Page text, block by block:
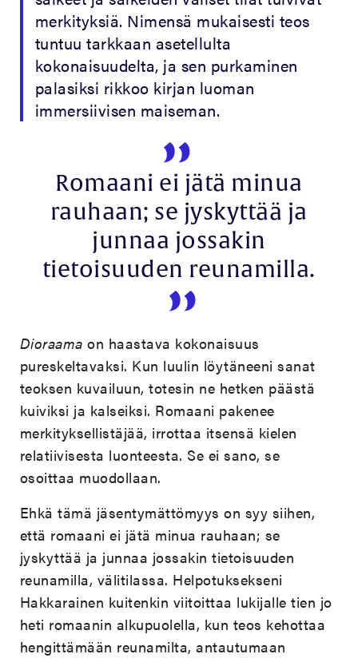
merkityksiä. Nimensä mukaisesti teos
tuntuu tarkkaan asetellulta
kokonaisuudelta, ja sen purkaminen
palasiksi rikkoo kirjan luoman
immersiivisen maiseman.
Romaani ei jätä minua
rauhaan; se jyskyttää ja
junnaa jossakin
tietoisuuden reunamilla.
Dioraama on haastava kokonaisuus
pureskeltavaksi. Kun luulin löytäneeni sanat
teoksen kuvailuun, totesin ne hetken päästä
kuiviksi ja kalseiksi. Romaani pakenee
merkityksellistäjää, irrottaa itsensä kielen
relatiivisesta luonteesta. Se ei sano, se
osoittaa muodollaan.
Ehkä tämä jäsentymättömyys on syy siihen,
että romaani ei jätä minua rauhaan; se
jyskyttää ja junnaa jossakin tietoisuuden
reunamilla, välitilassa. Helpotuksekseni
Hakkarainen kuitenkin viitoittaa lukijalle tien jo
heti romaanin alkupuolella, kun teos kehottaa
hengittämään reunamilta, antautumaan